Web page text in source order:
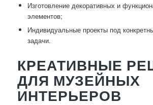
Изготовление декоративных и
элементов;
Индивидуальные проекты под
задачи.
КРЕАТИВНЫЕ
ДЛЯ МУЗЕЙНЫХ
ИНТЕРЬЕРОВ